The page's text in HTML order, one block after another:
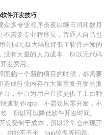
件开发技巧
众多专业程序员夜以继日消耗数月
不需要专业程序员，普通人自己也
公园无疑大幅度降低了软件开发的
没有大量的人力成本，所以无代码
发费用。
面临一个新的项目的时候，都需要
造成行业内存在大量重复开发的浪
台，平台为用户直接提供了上百种
速制作app，不需要从零开发，不
，所以可以降低软件开发时间。
发受制于成本，所以常常会出现开
功能不齐全、bug较多等问题。